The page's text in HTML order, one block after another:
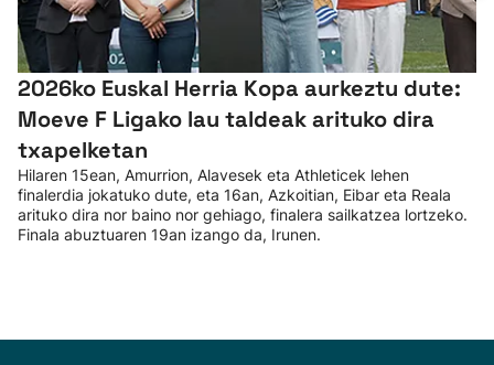
2026ko Euskal Herria Kopa aurkeztu dute:
Moeve F Ligako lau taldeak arituko dira
txapelketan
Hilaren 15ean, Amurrion, Alavesek eta Athleticek lehen
finalerdia jokatuko dute, eta 16an, Azkoitian, Eibar eta Reala
arituko dira nor baino nor gehiago, finalera sailkatzea lortzeko.
Finala abuztuaren 19an izango da, Irunen.